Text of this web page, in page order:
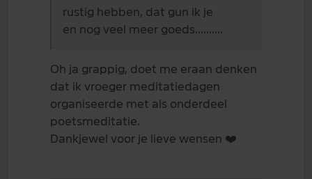
rustig hebben, dat gun ik je
en nog veel meer goeds..........
Oh ja grappig, doet me eraan denken
dat ik vroeger meditatiedagen
organiseerde met als onderdeel
poetsmeditatie.
Dankjewel voor je lieve wensen ❤️